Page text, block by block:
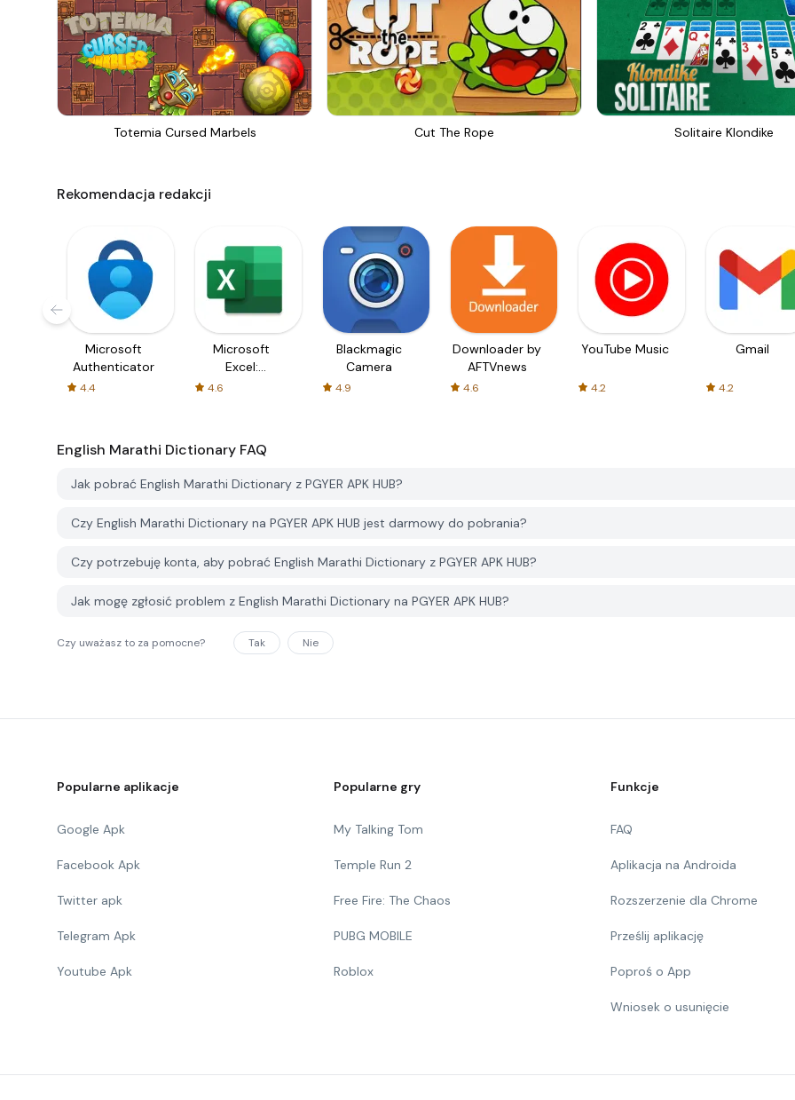
Totemia Cursed Marbels Cut The Rope Solitaire Klondike
Rekomendacja redakcji
Microsoft
Authenticator
4.4
Microsoft
Excel:
Spreadsheets
4.6
Blackmagic
Camera
4.9
Downloader by
AFTVnews
4.6
YouTube Music
4.2
Gmail
4.2
English Marathi Dictionary FAQ
Jak pobrać English Marathi Dictionary z PGYER APK HUB?
Czy English Marathi Dictionary na PGYER APK HUB jest darmowy do pobrania?
Czy potrzebuję konta, aby pobrać English Marathi Dictionary z PGYER APK HUB?
Jak mogę zgłosić problem z English Marathi Dictionary na PGYER APK HUB?
Czy uważasz to za pomocne? Tak Nie
Popularne aplikacje
Google Apk
Facebook Apk
Twitter apk
Telegram Apk
Youtube Apk
Popularne gry
My Talking Tom
Temple Run 2
Free Fire: The Chaos
PUBG MOBILE
Roblox
Funkcje
FAQ
Aplikacja na Androida
Rozszerzenie dla Chrome
Prześlij aplikację
Poproś o App
Wniosek o usunięcie